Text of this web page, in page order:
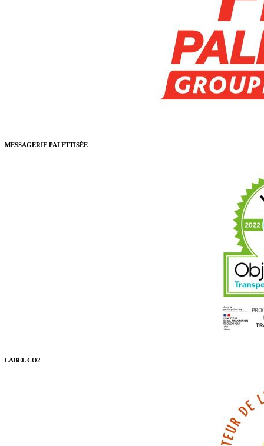
MESSAGERIE PALETTISÉE
LABEL CO2